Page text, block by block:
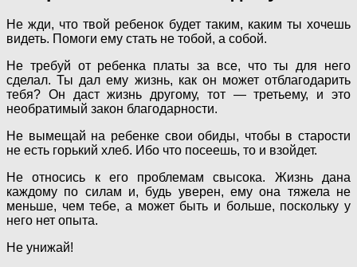
Не жди, что твой ребенок будет таким, каким ты хочешь
видеть. Помоги ему стать не тобой, а собой.
Не требуй от ребенка платы за все, что ты для него
сделал. Ты дал ему жизнь, как он может отблагодарить
тебя? Он даст жизнь другому, тот — третьему, и это
необратимый закон благодарности.
Не вымещай на ребенке свои обиды, чтобы в старости
не есть горький хлеб. Ибо что посеешь, то и взойдет.
Не относись к его проблемам свысока. Жизнь дана
каждому по силам и, будь уверен, ему она тяжела не
меньше, чем тебе, а может быть и больше, поскольку у
него нет опыта.
Не унижай!